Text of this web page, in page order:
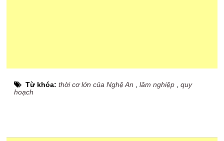
Từ khóa:thời cơ lớn của Nghệ An ,lâm nghiệp ,quy
hoạch